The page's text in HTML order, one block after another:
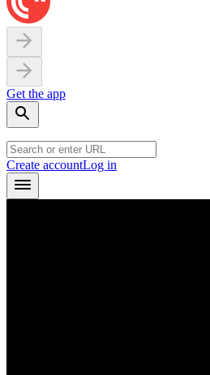
Get the app
Create accountLog in